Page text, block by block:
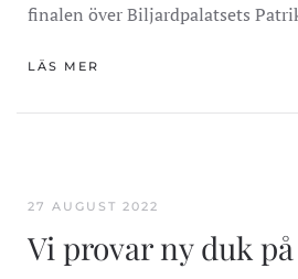
finalen över Biljardpalatsets
LÄS MER
27 AUGUST 2022
Vi provar ny duk